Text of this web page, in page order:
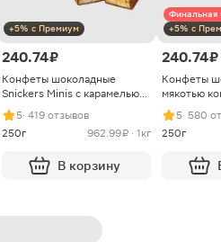
+5% с Премиум
240.74 ₽
Конфеты шоколадные
Snickers Minis с карамелью
арахисом и нугой
5· 419 отзывов
250г
962.99 ₽ · 1кг
В корзину
Финальная
+5% с
240.74 ₽
Конфеты
мякотью
5· 580
250г